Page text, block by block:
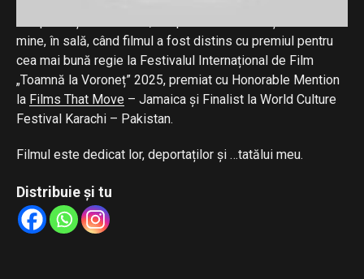
mine, în sală, când filmul a fost distins cu premiul pentru
cea mai bună regie la Festivalul Internațional de Film
„Toamnă la Voroneț” 2025, premiat cu Honorable Mention
la Films That Move – Jamaica și Finalist la World Culture
Festival Karachi – Pakistan.
Filmul este dedicat lor, deportaților și …tatălui meu.
Distribuie și tu